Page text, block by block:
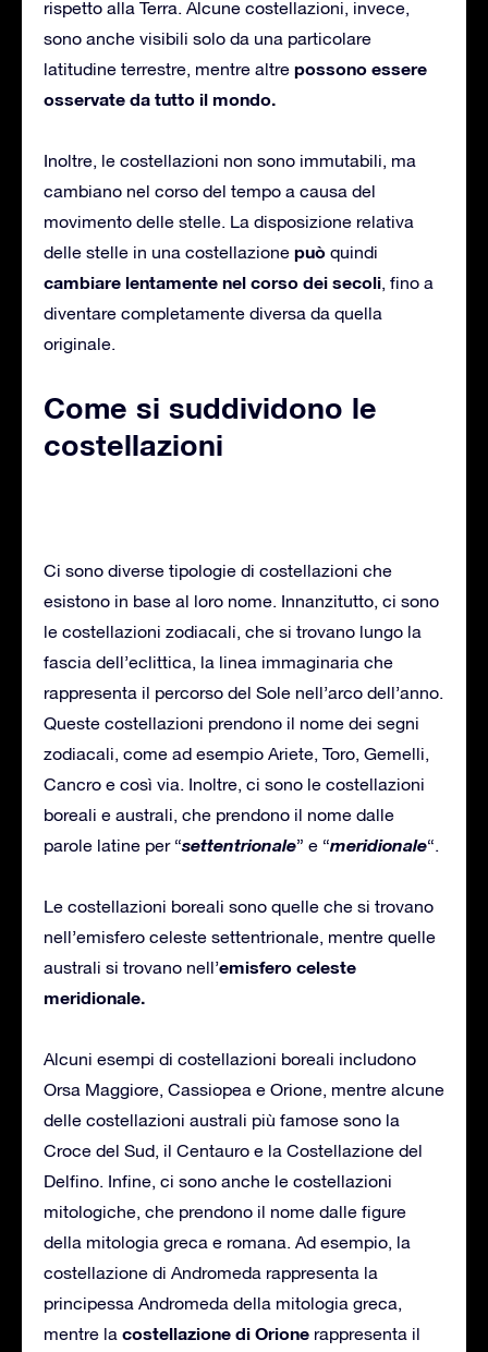
rispetto alla Terra. Alcune costellazioni, invece,
sono anche visibili solo da una particolare
latitudine terrestre, mentre altre possono essere
osservate da tutto il mondo.
Inoltre, le costellazioni non sono immutabili, ma
cambiano nel corso del tempo a causa del
movimento delle stelle. La disposizione relativa
delle stelle in una costellazione può quindi
cambiare lentamente nel corso dei secoli, fino a
diventare completamente diversa da quella
originale.
Come si suddividono le
costellazioni
Ci sono diverse tipologie di costellazioni che
esistono in base al loro nome. Innanzitutto, ci sono
le costellazioni zodiacali, che si trovano lungo la
fascia dell’eclittica, la linea immaginaria che
rappresenta il percorso del Sole nell’arco dell’anno.
Queste costellazioni prendono il nome dei segni
zodiacali, come ad esempio Ariete, Toro, Gemelli,
Cancro e così via. Inoltre, ci sono le costellazioni
boreali e australi, che prendono il nome dalle
parole latine per “settentrionale” e “meridionale“.
Le costellazioni boreali sono quelle che si trovano
nell’emisfero celeste settentrionale, mentre quelle
australi si trovano nell’emisfero celeste
meridionale.
Alcuni esempi di costellazioni boreali includono
Orsa Maggiore, Cassiopea e Orione, mentre alcune
delle costellazioni australi più famose sono la
Croce del Sud, il Centauro e la Costellazione del
Delfino. Infine, ci sono anche le costellazioni
mitologiche, che prendono il nome dalle figure
della mitologia greca e romana. Ad esempio, la
costellazione di Andromeda rappresenta la
principessa Andromeda della mitologia greca,
mentre la costellazione di Orione rappresenta il